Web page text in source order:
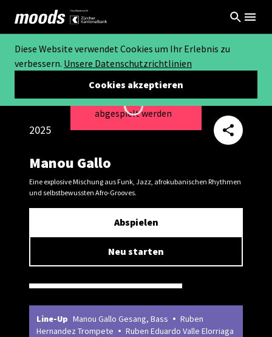
Diese Website verwendet Cookies um Ihr Erlebnis zu
verbessern. Unsere Datenschutzrichtlinien
Cookies akzeptieren
Dieses Video kann nicht
abgespielt werden
Loading...
2025
Manou Gallo
Eine explosive Mischung aus Funk, Jazz, afrokubanischen Rhythmen
und selbstbewussten Afro-Grooves.
Abspielen
Neu starten
Line-Up Manou Gallo Gesang, Bass
Ruben
Hernandez Trompete
Ruben Eduardo Valle Elorriaga